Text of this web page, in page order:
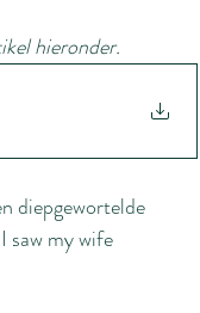
hieronder.
diepgewortelde
saw my wife